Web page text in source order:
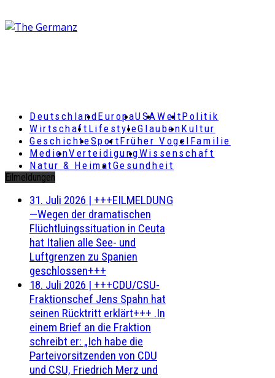
DeutschlandEuropaUSAWeltPolitik
Wirtschaft LifestyleGlaubenKultur
GeschichteSportFrüher Vogel Familie
MedienVerteidigungWissenschaft
Natur & HeimatGesundheit
Eilmeldungen
31. Juli 2026 | +++EILMELDUNG
—Wegen der dramatischen
Flüchtluingssituation in Ceuta
hat Italien alle See- und
Luftgrenzen zu Spanien
geschlossen+++
18. Juli 2026 | +++CDU/CSU-
Fraktionschef Jens Spahn hat
seinen Rücktritt erklärt+++ .In
einem Brief an die Fraktion
schreibt er: „Ich habe die
Parteivorsitzenden von CDU
und CSU, Friedrich Merz und